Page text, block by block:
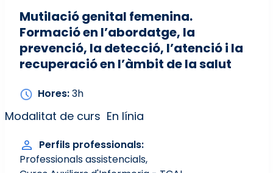
Mutilació genital femenina.
Formació en l’abordatge, la
prevenció, la detecció, l’atenció i la
recuperació en l’àmbit de la salut
Hores 3h
Modalitat de curs En línia
Perfils professionals
Professionals assistencials